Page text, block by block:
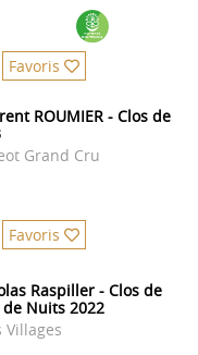
Favoris
ROUMIER - Clos de
Grand Cru
Favoris
Raspiller - Clos de
Nuits 2022
Villages